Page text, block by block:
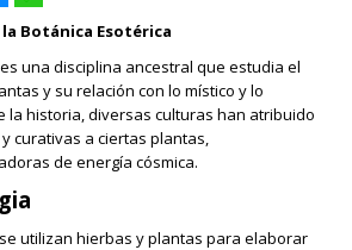
Botánica Esotérica
una disciplina ancestral que estudia el
y su relación con lo místico y lo
la historia, diversas culturas han atribuido
curativas a ciertas plantas,
de energía cósmica.
utilizan hierbas y plantas para elaborar